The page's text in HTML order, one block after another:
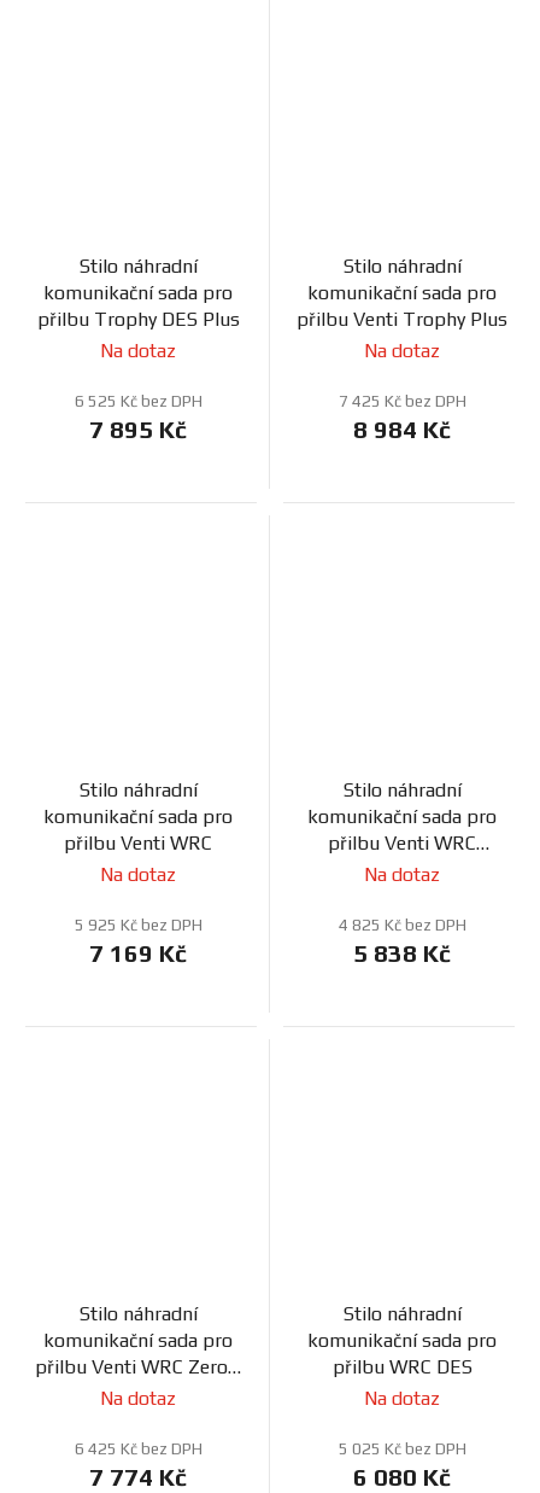
Stilo náhradní
komunikační sada pro
přilbu Trophy DES Plus
Na dotaz
6 525 Kč bez DPH
7 895 Kč
Stilo náhradní
komunikační sada pro
přilbu Venti Trophy Plus
Na dotaz
7 425 Kč bez DPH
8 984 Kč
Stilo náhradní
komunikační sada pro
přilbu Venti WRC
Na dotaz
5 925 Kč bez DPH
7 169 Kč
Stilo náhradní
komunikační sada pro
přilbu Venti WRC
Turismo
Na dotaz
4 825 Kč bez DPH
5 838 Kč
Stilo náhradní
komunikační sada pro
přilbu Venti WRC Zero /
8860
Na dotaz
6 425 Kč bez DPH
7 774 Kč
Stilo náhradní
komunikační sada pro
přilbu WRC DES
Na dotaz
5 025 Kč bez DPH
6 080 Kč